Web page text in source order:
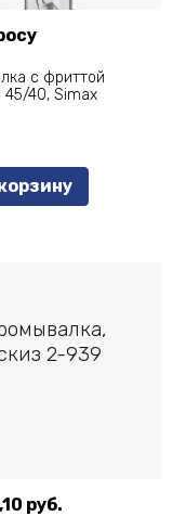
с фриттой
45/40, Simax
2-939
руб.